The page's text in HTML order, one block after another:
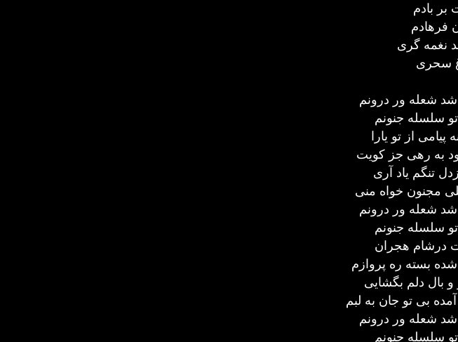
بادم
فرهادم
گری
سحری
شعله ور درونم
سلسله جنونم
از تو یارا
به رهی جز کویت
تنگم یاد آری
مجنون خواه منی
شعله ور درونم
سلسله جنونم
درشام هجران
بسته ره پروازم
و بال دلم بگشایی
بی تو جان به لبم
شعله ور درونم
سلسله جنونم